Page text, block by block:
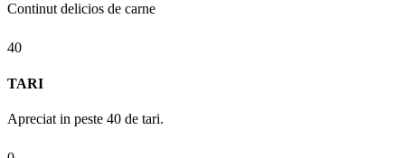
Continut delicios de carne
40
TARI
Apreciat in peste 40 de tari.